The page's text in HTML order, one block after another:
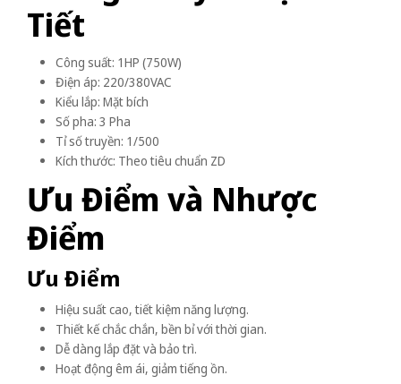
Tiết
Công suất: 1HP (750W)
Điện áp: 220/380VAC
Kiểu lắp: Mặt bích
Số pha: 3 Pha
Tỉ số truyền: 1/500
Kích thước: Theo tiêu chuẩn ZD
Ưu Điểm và Nhược
Điểm
Ưu Điểm
Hiệu suất cao, tiết kiệm năng lượng.
Thiết kế chắc chắn, bền bỉ với thời gian.
Dễ dàng lắp đặt và bảo trì.
Hoạt động êm ái, giảm tiếng ồn.